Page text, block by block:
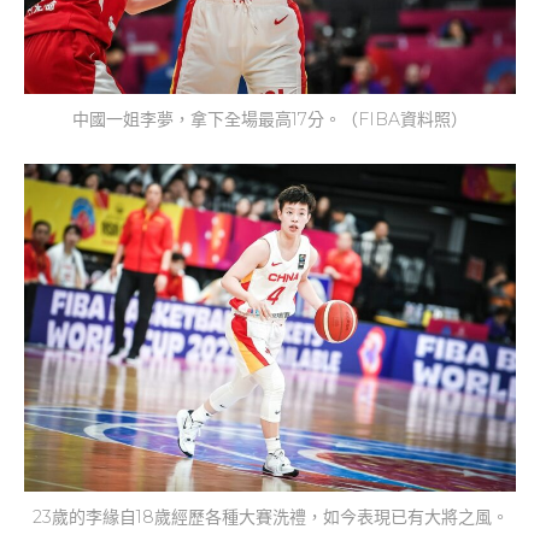
中國一姐李夢，拿下全場最高17分。（FIBA資料照）
23歲的李緣自18歲經歷各種大賽洗禮，如今表現已有大將之風。